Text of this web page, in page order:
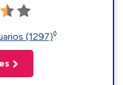
(1297)◊